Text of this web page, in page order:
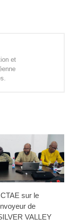
et
sur le
de
VALLEY